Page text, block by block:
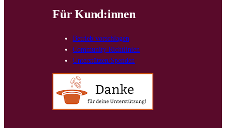
Für Kund:innen
Betrieb vorschlagen
Community Richtlinien
Unterstützen/Spenden